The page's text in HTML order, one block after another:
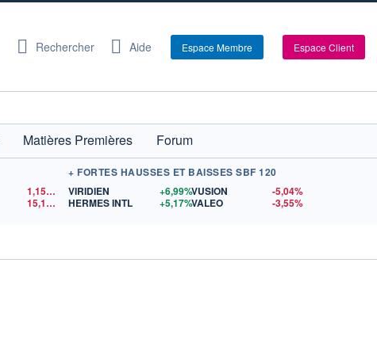
Rechercher Aide Espace Membre Espace Client
Matières Premières
Forum
1,1519
$US
15,12$US
+ FORTES HAUSSES ET BAISSES SBF 120
VIRIDIEN
+6,99%
HERMES INTL
+5,17%
VUSION
-5,04%
VALEO
-3,55%